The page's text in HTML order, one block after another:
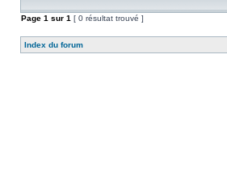
Page 1 sur 1 [ 0 résultat trouvé ]
Index du forum